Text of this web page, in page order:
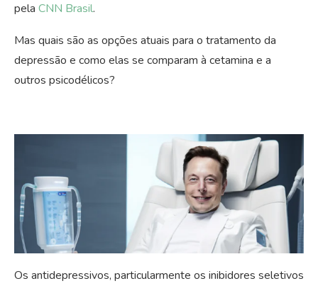
pela CNN Brasil.
Mas quais são as opções atuais para o tratamento da
depressão e como elas se comparam à cetamina e a
outros psicodélicos?
Os antidepressivos, particularmente os inibidores seletivos